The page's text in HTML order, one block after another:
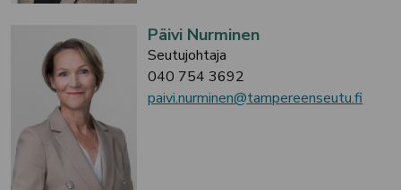
Päivi Nurminen
Seutujohtaja
040 754 3692
paivi.nurminen@tampereenseutu.fi